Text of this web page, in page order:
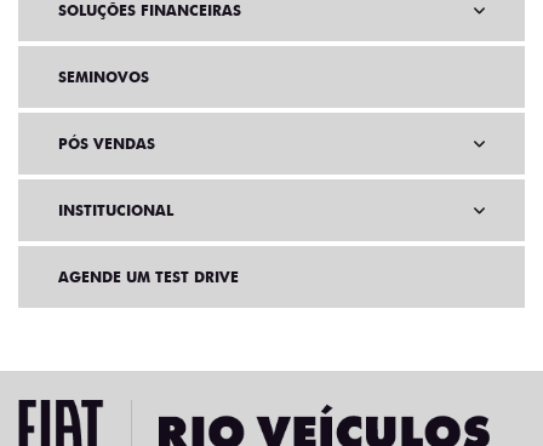
SOLUÇÕES FINANCEIRAS
SEMINOVOS
PÓS VENDAS
INSTITUCIONAL
AGENDE UM TEST DRIVE